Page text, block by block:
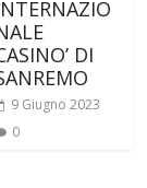
DI
9 Giugno 2023
0